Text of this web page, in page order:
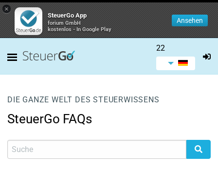
×
SteuerGo App
forium GmbH
kostenlos - In Google Play
Ansehen
22
DIE GANZE WELT DES STEUERWISSENS
SteuerGo FAQs